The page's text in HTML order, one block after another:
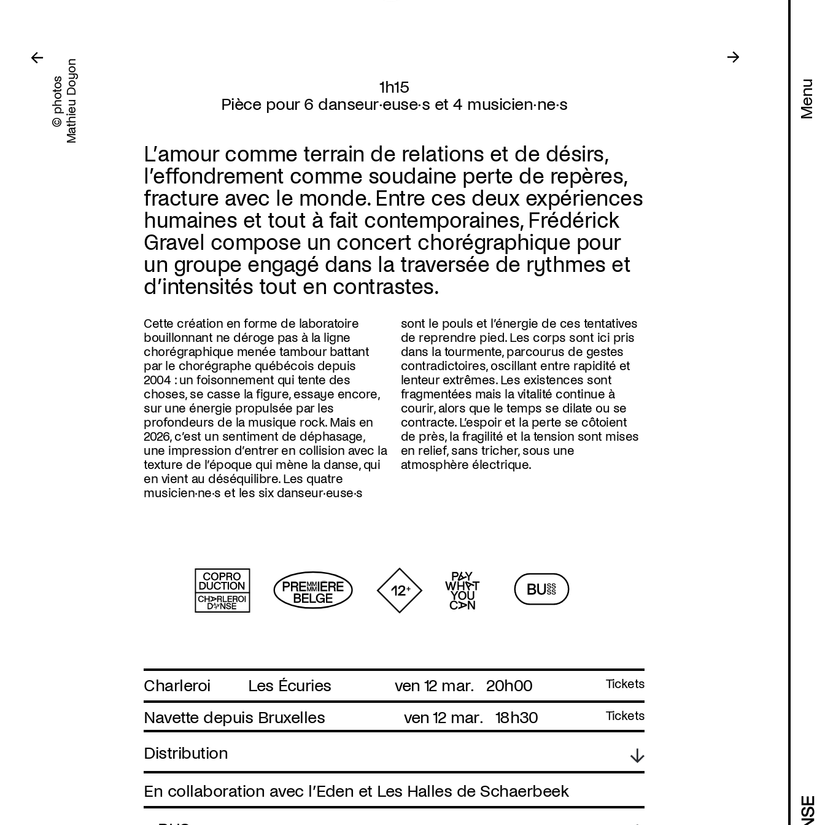
Menu
© photosMathieu Doyon
1h15
Pièce pour 6 danseur·euse·s et 4 musicien·ne·s
L’amour comme terrain de relations et de désirs,
l’effondrement comme soudaine perte de repères,
fracture avec le monde. Entre ces deux expériences
humaines et tout à fait contemporaines, Frédérick
Gravel compose un concert chorégraphique pour
un groupe engagé dans la traversée de rythmes et
d’intensités tout en contrastes.
Cette création en forme de laboratoire
bouillonnant ne déroge pas à la ligne
chorégraphique menée tambour battant
par le chorégraphe québécois depuis
2004 : un foisonnement qui tente des
choses, se casse la figure, essaye encore,
sur une énergie propulsée par les
profondeurs de la musique rock. Mais en
2026, c’est un sentiment de déphasage,
une impression d’entrer en collision avec la
texture de l’époque qui mène la danse, qui
en vient au déséquilibre. Les quatre
musicien·ne·s et les six danseur·euse·s
sont le pouls et l’énergie de ces tentatives
de reprendre pied. Les corps sont ici pris
dans la tourmente, parcourus de gestes
contradictoires, oscillant entre rapidité et
lenteur extrêmes. Les existences sont
fragmentées mais la vitalité continue à
courir, alors que le temps se dilate ou se
contracte. L’espoir et la perte se côtoient
de près, la fragilité et la tension sont mises
en relief, sans tricher, sous une
atmosphère électrique.
Charleroi Les Écuries ven 12 mar. 20h00 Tickets
Navette depuis Bruxelles ven 12 mar. 18h30 Tickets
Distribution
En collaboration avec l’Eden et Les Halles de Schaerbeek